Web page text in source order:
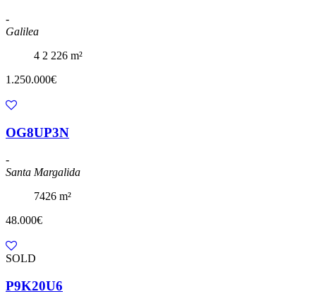
-
Galilea
4 2 226 m²
1.250.000€
OG8UP3N
-
Santa Margalida
7426 m²
48.000€
SOLD
P9K20U6